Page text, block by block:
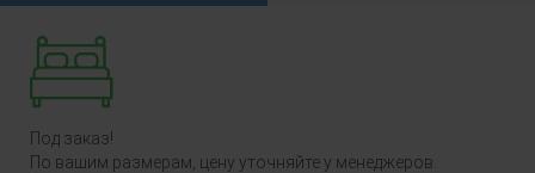
Под заказ!
По вашим размерам, цену уточняйте у менеджеров.